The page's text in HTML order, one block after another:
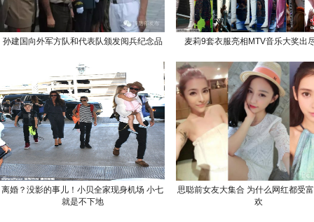
孙建国向外军方队和代表队颁发阅兵纪念品
离婚？没影的事儿！小贝全家现身机场 小七
就是不下地
麦莉9套衣服亮相MTV音乐大奖出
思聪前女友大集合 为什么网红都受
欢